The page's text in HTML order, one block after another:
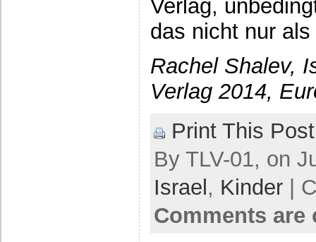
Verlag,
das nicht nur
Rachel Shalev,
Verlag 2014,
Print This Post
By TLV-01, on
Israel , Kinder |
Comments are